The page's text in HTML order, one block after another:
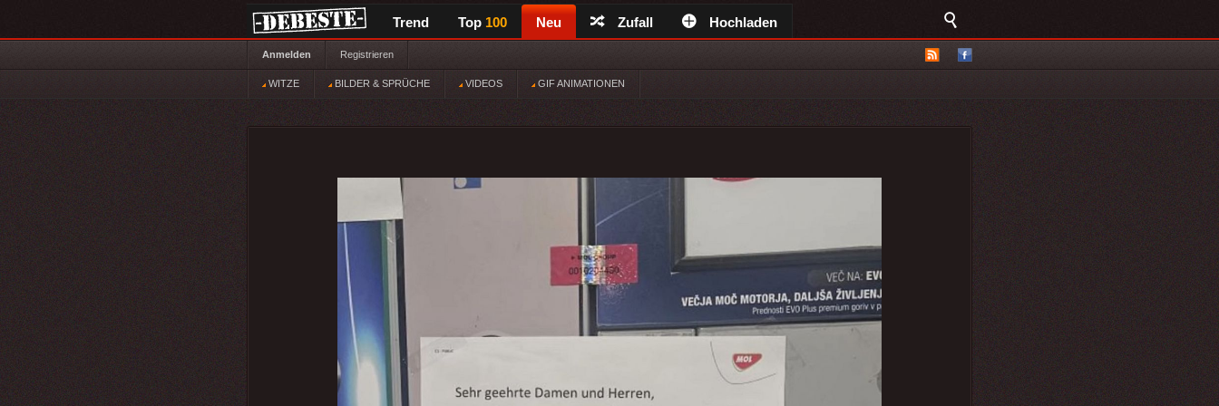
Trend Top 100 Neu Zufall Hochladen
Anmelden Registrieren
WITZE BILDER & SPRÜCHE VIDEOS GIF ANIMATIONEN